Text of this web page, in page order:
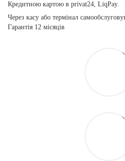
Кредитною картою в privat24, LiqPay.
Через касу або термінал
Гарантія 12 місяців